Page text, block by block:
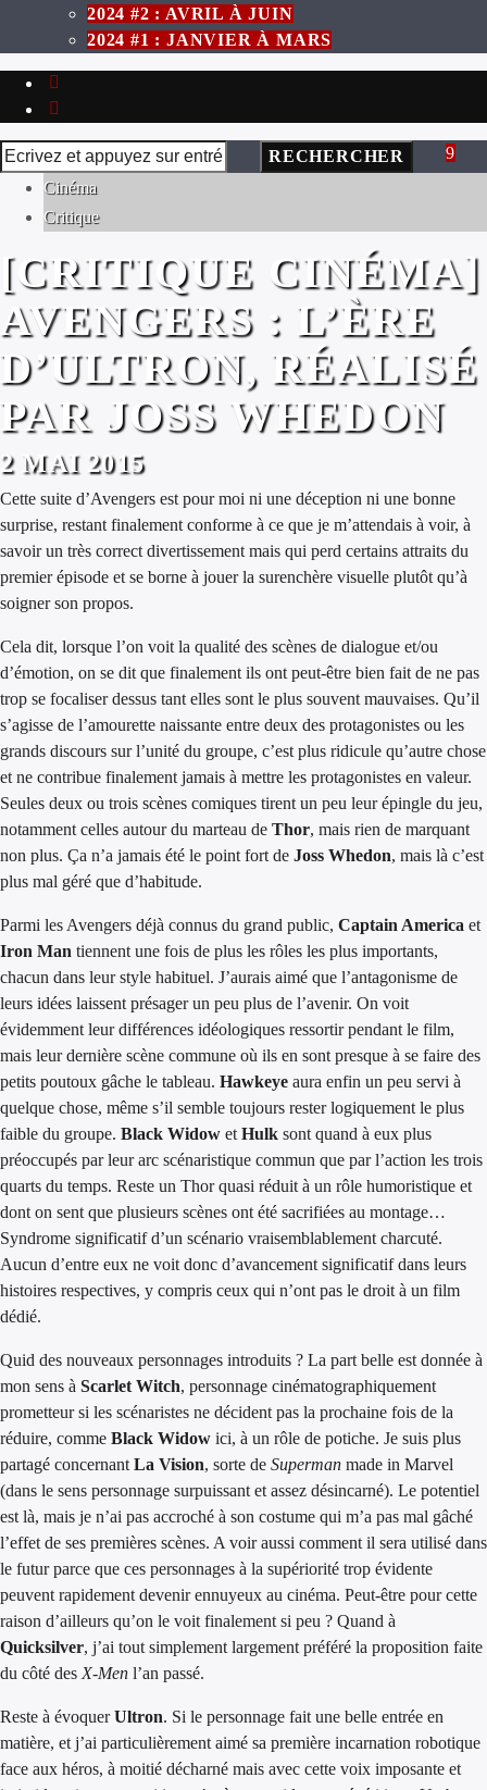
2024 #2 : AVRIL À JUIN
2024 #1 : JANVIER À MARS
Cinéma
Critique
[CRITIQUE CINÉMA]
AVENGERS : L’ÈRE
D’ULTRON, RÉALISÉ
PAR JOSS WHEDON
2 MAI 2015
Cette suite d’Avengers est pour moi ni une déception ni une bonne
surprise, restant finalement conforme à ce que je m’attendais à voir, à
savoir un très correct divertissement mais qui perd certains attraits du
premier épisode et se borne à jouer la surenchère visuelle plutôt qu’à
soigner son propos.
Cela dit, lorsque l’on voit la qualité des scènes de dialogue et/ou
d’émotion, on se dit que finalement ils ont peut-être bien fait de ne pas
trop se focaliser dessus tant elles sont le plus souvent mauvaises. Qu’il
s’agisse de l’amourette naissante entre deux des protagonistes ou les
grands discours sur l’unité du groupe, c’est plus ridicule qu’autre chose
et ne contribue finalement jamais à mettre les protagonistes en valeur.
Seules deux ou trois scènes comiques tirent un peu leur épingle du jeu,
notamment celles autour du marteau de Thor, mais rien de marquant
non plus. Ça n’a jamais été le point fort de Joss Whedon, mais là c’est
plus mal géré que d’habitude.
Parmi les Avengers déjà connus du grand public, Captain America et
Iron Man tiennent une fois de plus les rôles les plus importants,
chacun dans leur style habituel. J’aurais aimé que l’antagonisme de
leurs idées laissent présager un peu plus de l’avenir. On voit
évidemment leur différences idéologiques ressortir pendant le film,
mais leur dernière scène commune où ils en sont presque à se faire des
petits poutoux gâche le tableau. Hawkeye aura enfin un peu servi à
quelque chose, même s’il semble toujours rester logiquement le plus
faible du groupe. Black Widow et Hulk sont quand à eux plus
préoccupés par leur arc scénaristique commun que par l’action les trois
quarts du temps. Reste un Thor quasi réduit à un rôle humoristique et
dont on sent que plusieurs scènes ont été sacrifiées au montage…
Syndrome significatif d’un scénario vraisemblablement charcuté.
Aucun d’entre eux ne voit donc d’avancement significatif dans leurs
histoires respectives, y compris ceux qui n’ont pas le droit à un film
dédié.
Quid des nouveaux personnages introduits ? La part belle est donnée à
mon sens à Scarlet Witch, personnage cinématographiquement
prometteur si les scénaristes ne décident pas la prochaine fois de la
réduire, comme Black Widow ici, à un rôle de potiche. Je suis plus
partagé concernant La Vision, sorte de Superman made in Marvel
(dans le sens personnage surpuissant et assez désincarné). Le potentiel
est là, mais je n’ai pas accroché à son costume qui m’a pas mal gâché
l’effet de ses premières scènes. A voir aussi comment il sera utilisé dans
le futur parce que ces personnages à la supériorité trop évidente
peuvent rapidement devenir ennuyeux au cinéma. Peut-être pour cette
raison d’ailleurs qu’on le voit finalement si peu ? Quand à
Quicksilver, j’ai tout simplement largement préféré la proposition faite
du côté des X-Men l’an passé.
Reste à évoquerUltron. Si le personnage fait une belle entrée en
matière, et j’ai particulièrement aimé sa première incarnation robotique
face aux héros, à moitié décharné mais avec cette voix imposante et